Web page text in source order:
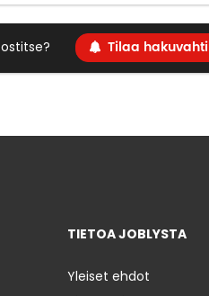
Tilaa hakuvahti
TIETOA JOBLYSTA
Yleiset ehdot